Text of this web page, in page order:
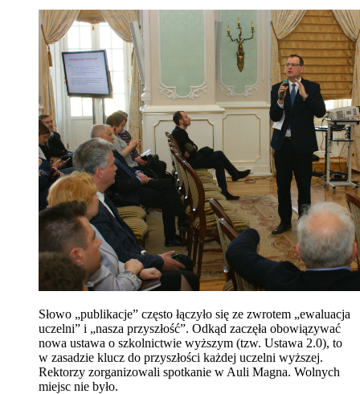
Słowo „publikacje” często łączyło się ze zwrotem „ewaluacja
uczelni” i „nasza przyszłość”. Odkąd zaczęła obowiązywać
nowa ustawa o szkolnictwie wyższym (tzw. Ustawa 2.0), to
w zasadzie klucz do przyszłości każdej uczelni wyższej.
Rektorzy zorganizowali spotkanie w Auli Magna. Wolnych
miejsc nie było.